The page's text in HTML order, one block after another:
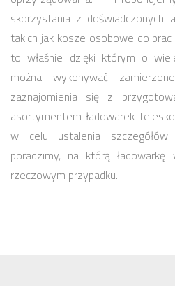
skorzystania z doświadczonych
takich jak kosze osobowe do
to właśnie dzięki którym o
można wykonywać
zaznajomienia się z
asortymentem ładowarek
w celu ustalenia
poradzimy, na którą
rzeczowym przypadku.